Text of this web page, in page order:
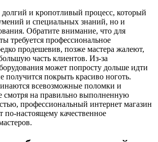
и кропотливый процесс, который
и специальных знаний, но и
Обратите внимание, что для
требуется профессиональное
продешевив, позже мастера жалеют,
часть клиентов. Из-за
может попросту дольше идти
получится покрыть красиво ноготь.
всевозможные поломки и
смотря на правильно выполненную
профессиональный интернет магазин
по-настоящему качественное